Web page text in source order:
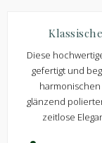
Diese
gefertigt und
glänzend
zeitlose